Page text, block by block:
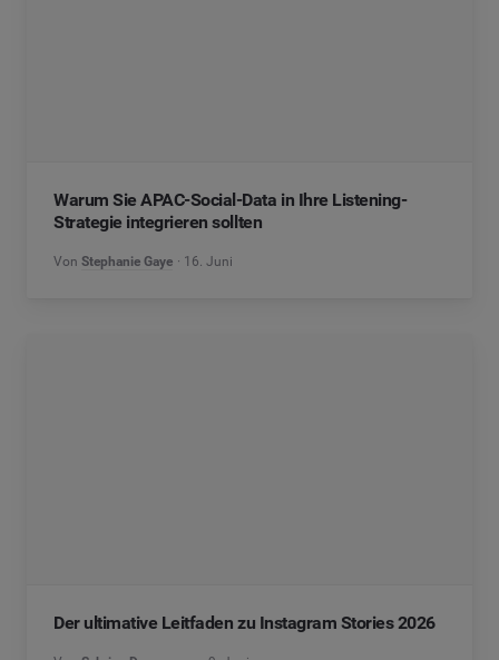
Warum Sie APAC-Social-Data in Ihre Listening-
Strategie integrieren sollten
Von Stephanie Gaye 16. Juni
Der ultimative Leitfaden zu Instagram Stories 2026